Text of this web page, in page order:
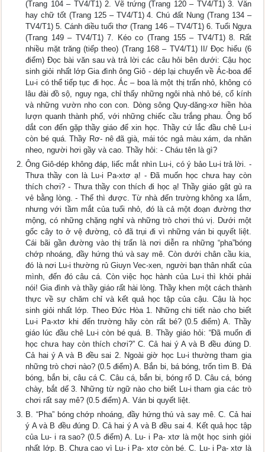
(Trang 104 – TV4/T1) 2. Vẽ trứng (Trang 120 – TV4/T1) 3. Văn
hay chữ tốt (Trang 125 – TV4/T1) 4. Chú đất Nung (Trang 134 –
TV4/T1) 5. Cánh diều tuổi thơ (Trang 146 – TV4/T1) 6. Tuổi Ngựa
(Trang 149 – TV4/T1) 7. Kéo co (Trang 155 – TV4/T1) 8. Rất
nhiều mặt trăng (tiếp theo) (Trang 168 – TV4/T1) II/ Đọc hiểu (6
điểm) Đọc bài văn sau và trả lời các câu hỏi bên dưới: Cậu học
sinh giỏi nhất lớp Gia đình ông Giô - dép lại chuyển về Ác-boa để
Lu-i có thể tiếp tục đi học. Ác – boa là một thị trấn nhỏ, không có
lâu đài đồ sộ, nguy nga, chỉ thấy những ngôi nhà nhỏ bé, cổ kính
và những vườn nho con con. Dòng sông Quy-dăng-xơ hiền hòa
lượn quanh thành phố, với những chiếc cầu trắng phau. Ông bố
dắt con đến gặp thầy giáo để xin học. Thầy cứ lắc đầu chê Lu-i
còn bé quá. Thầy Rơ- nê đã già, mái tóc ngả màu xám, da nhăn
nheo, người hơi gầy và cao. Thầy hỏi: - Cháu tên là gì?
Ông Giô-dép không đáp, liếc mắt nhìn Lu-i, có ý bảo Lu-i trả lời. -
Thưa thầy con là Lu-i Pa-xtơ ạ! - Đã muốn học chưa hay còn
thích chơi? - Thưa thầy con thích đi học ạ! Thầy giáo gật gù ra
vẻ bằng lòng. - Thế thì được. Từ nhà đến trường không xa lắm,
nhưng với tầm mắt của tuổi nhỏ, đó là cả một đoạn đường thơ
mộng, có những chặng nghỉ và những trò chơi thú vị. Dưới một
gốc cây to ở vệ đường, cỏ đã trụi đi vì những ván bi quyết liệt.
Cái bãi gần đường vào thị trấn là nơi diễn ra những “pha”bóng
chớp nhoáng, đầy hứng thú và say mê. Còn dưới chân cầu kia,
đó là nơi Lu-i thường rủ Giuyn Vec-xen, người bạn thân nhất của
mình, đến đó câu cá. Còn việc học hành của Lu-i thì khỏi phải
nói! Gia đình và thầy giáo rất hài lòng. Thầy khen một cách thành
thực về sự chăm chỉ và kết quả học tập của cậu. Cậu là học
sinh giỏi nhất lớp. Theo Đức Hòa 1. Những chi tiết nào cho biết
Lu-i Pa-xtơ khi đến trường hãy còn rất bé? (0.5 điểm) A. Thầy
giáo lúc đầu chê Lu-i còn bé quá. B. Thầy giáo hỏi: “Đã muốn đi
học chưa hay còn thích chơi?” C. Cả hai ý A và B đều đúng D.
Cả hai ý A và B đều sai 2. Ngoài giờ học Lu-i thường tham gia
những trò chơi nào? (0.5 điểm) A. Bắn bi, bá bóng, trốn tìm B. Đá
bóng, bắn bi, câu cá C. Câu cá, bắn bi, bóng rổ D. Câu cá, bóng
chày, bắt dế 3. Những từ ngữ nào cho biết Lu-i tham gia các trò
chơi rất say mê? (0.5 điểm) A. Ván bi quyết liệt.
B. “Pha” bóng chớp nhoáng, đầy hứng thú và say mê. C. Cả hai
ý A và B đều đúng D. Cả hai ý A và B đều sai 4. Kết quả học tập
của Lu- i ra sao? (0.5 điểm) A. Lu- i Pa- xtơ là một học sinh giỏi
nhất lớp. B. Chưa cao vì Lu- i Pa- xtơ còn bé. C. Lu- i Pa- xtơ là